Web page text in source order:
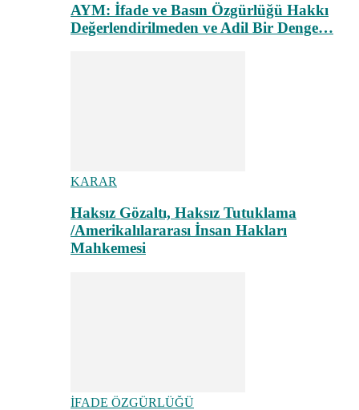
AYM: İfade ve Basın Özgürlüğü Hakkı
Değerlendirilmeden ve Adil Bir Denge…
KARAR
Haksız Gözaltı, Haksız Tutuklama
/Amerikalılararası İnsan Hakları
Mahkemesi
İFADE ÖZGÜRLÜĞÜ